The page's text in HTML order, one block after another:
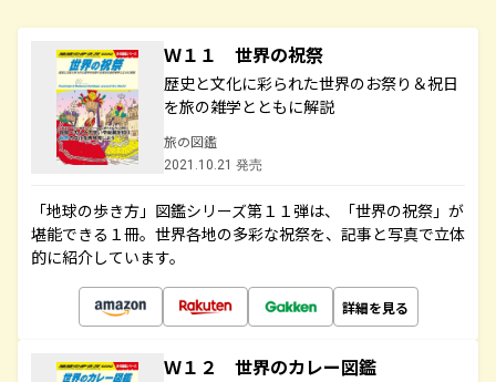
Ｗ１１ 世界の祝祭
歴史と文化に彩られた世界のお祭り＆祝日
を旅の雑学とともに解説
旅の図鑑
2021.10.21 発売
「地球の歩き方」図鑑シリーズ第１１弾は、「世界の祝祭」が
堪能できる１冊。世界各地の多彩な祝祭を、記事と写真で立体
的に紹介しています。
詳細を見る
Ｗ１２ 世界のカレー図鑑